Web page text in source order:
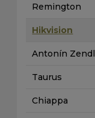
Remington
Hikvision
Antonín Zendl
Taurus
Chiappa